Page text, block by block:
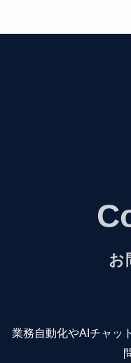
お
業務自動化やAIチャッ